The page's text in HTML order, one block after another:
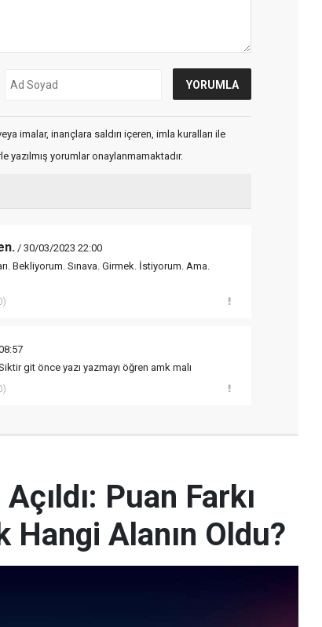
imalar, inançlara saldırı içeren, imla kuralları ile
yazılmış yorumlar onaylanmamaktadır.
/ 30/03/2023 22:00
Bekliyorum. Sınava. Girmek. İstiyorum. Ama.
git önce yazı yazmayı öğren amk malı
Puan Farkı
Hangi Alanın Oldu?